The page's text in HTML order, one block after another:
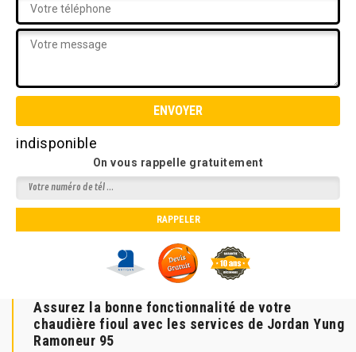
indisponible
On vous rappelle gratuitement
Assurez la bonne fonctionnalité de votre
chaudière fioul avec les services de Jordan Yung
Ramoneur 95